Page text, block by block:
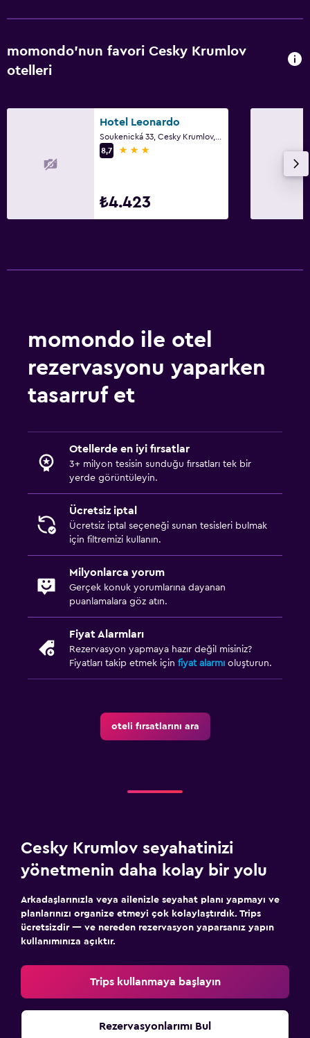
momondo'nun favori Cesky Krumlov
otelleri
Hotel Leonardo
8,7
3 yıldız
₺4.423
momondo ile otel
rezervasyonu yaparken
tasarruf et
Otellerde en iyi fırsatlar
3+ milyon tesisin sunduğu fırsatları tek bir
yerde görüntüleyin.
Ücretsiz iptal
Ücretsiz iptal seçeneği sunan tesisleri bulmak
için filtremizi kullanın.
Milyonlarca yorum
Gerçek konuk yorumlarına dayanan
puanlamalara göz atın.
Fiyat Alarmları
Rezervasyon yapmaya hazır değil misiniz?
Fiyatları takip etmek için fiyat alarmı oluşturun.
oteli fırsatlarını ara
Cesky Krumlov seyahatinizi
yönetmenin daha kolay bir yolu
Arkadaşlarınızla veya ailenizle seyahat planı yapmayı ve
planlarınızı organize etmeyi çok kolaylaştırdık. Trips
ücretsizdir — ve nereden rezervasyon yaparsanız yapın
kullanımınıza açıktır.
Trips kullanmaya başlayın
Rezervasyonlarımı Bul